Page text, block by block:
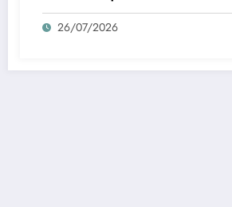
26/07/2026